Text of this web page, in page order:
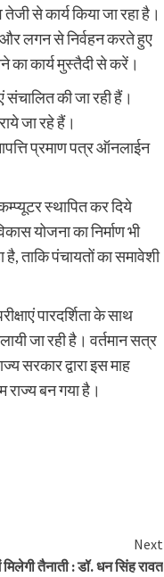
से कार्य किया जा रहा है।
और लगन से निर्वहन करते हुए
का कार्य मुस्तैदी से करें।
संचालित की जा रही हैं।
जा रहे हैं।
प्रमाण पत्र ऑनलाईन
स्थापित कर दिये
योजना का निर्माण भी
ताकि पंचायतों का समावेशी
पारदर्शिता के साथ
जा रही है। वर्तमान सत्र
सरकार द्वारा इस माह
राज्य बन गया है।
Next
तैनाती : डॉ. धन सिंह रावत